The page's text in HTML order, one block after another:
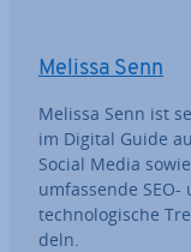
Melissa Senn
Melissa Senn ist
im Digital Guide
Social Media
um­fas­sen­de
tech­no­lo­gi­sche
deln.